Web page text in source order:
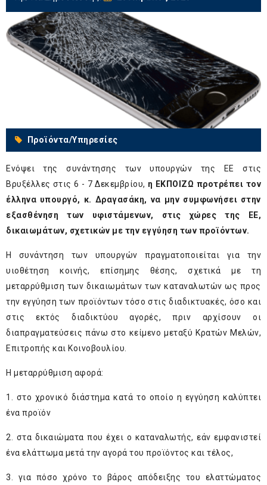
Προϊόντα/Υπηρεσίες
Ενόψει της συνάντησης των υπουργών της ΕΕ στις
Βρυξέλλες στις 6 - 7 Δεκεμβρίου, η ΕΚΠΟΙΖΩ προτρέπει τον
έλληνα υπουργό, κ. Δραγασάκη, να μην συμφωνήσει στην
εξασθένηση των υφιστάμενων, στις χώρες της ΕΕ,
δικαιωμάτων, σχετικών με την εγγύηση των προϊόντων.
Η συνάντηση των υπουργών πραγματοποιείται για την
υιοθέτηση κοινής, επίσημης θέσης, σχετικά με τη
μεταρρύθμιση των δικαιωμάτων των καταναλωτών ως προς
την εγγύηση των προϊόντων τόσο στις διαδικτυακές, όσο και
στις εκτός διαδικτύου αγορές, πριν αρχίσουν οι
διαπραγματεύσεις πάνω στο κείμενο μεταξύ Κρατών Μελών,
Επιτροπής και Κοινοβουλίου.
Η μεταρρύθμιση αφορά:
1. στο χρονικό διάστημα κατά το οποίο η εγγύηση καλύπτει
ένα προϊόν
2. στα δικαιώματα που έχει ο καταναλωτής, εάν εμφανιστεί
ένα ελάττωμα μετά την αγορά του προϊόντος και τέλος,
3. για πόσο χρόνο το βάρος απόδειξης του ελαττώματος